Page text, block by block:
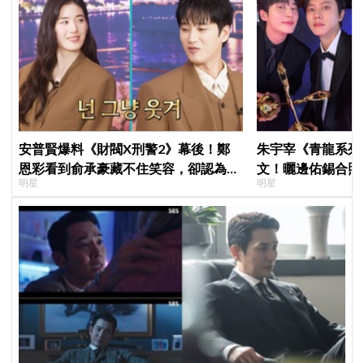
安普賢爆料《財閥X刑警2》幕後！鄭
恩彩看到俞承豪藏不住笑容，卻認為安
普賢只是「搞笑男」
明星
朱宇宰《青龍系
文！曬邊佑錫合
一起站上頒獎舞台
明星